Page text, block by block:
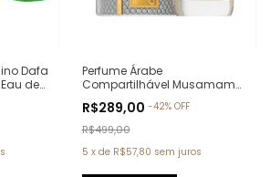
Dafa
de
Perfume Árabe
Compartilhável Musamam
Parfum - 100ml
R$289,00 -42% OFF
R$499,00
5 x de R$57,80 sem juros